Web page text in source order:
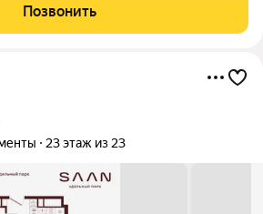
квартира площадью 35,9
м этаже
Позвонить
23 этаж из 23